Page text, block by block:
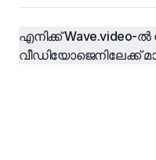
എനിക്ക് Wave.video-ൽ
വീഡിയോജെനിലേക്ക്